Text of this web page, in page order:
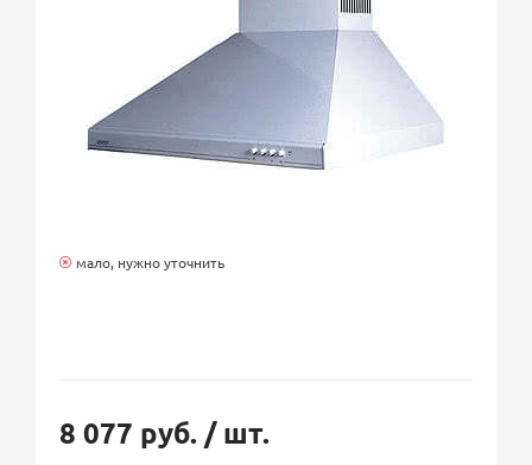
мало, нужно уточнить
8 077 руб. / шт.